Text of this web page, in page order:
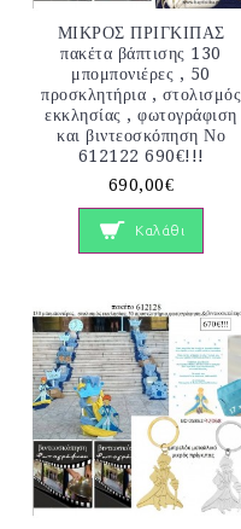
ΜΙΚΡΟΣ ΠΡΙΓΚΙΠΑΣ
πακέτα βάπτισης 130
μπομπονιέρες , 50
προσκλητήρια , στολισμός
εκκλησίας , φωτογράφιση
και βιντεοσκόπηση Νο
612122 690€!!!
690,00€
Καλάθι